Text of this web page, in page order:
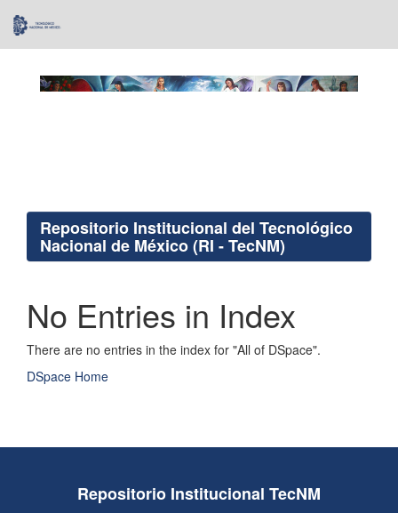
navigation
Repositorio Institucional del Tecnológico
Nacional de México (RI - TecNM)
No Entries in Index
There are no entries in the index for "All of DSpace".
DSpace Home
Repositorio Institucional TecNM